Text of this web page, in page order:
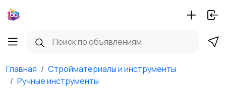
Главная
Стройматериалы и инструменты
Ручные инструменты